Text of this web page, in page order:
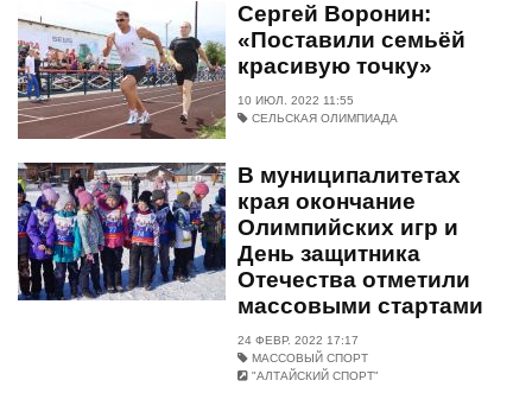
Сергей Воронин:
«Поставили семьёй
красивую точку»
10 ИЮЛ. 2022 11:55
СЕЛЬСКАЯ ОЛИМПИАДА
В муниципалитетах
края окончание
Олимпийских игр и
День защитника
Отечества отметили
массовыми стартами
24 ФЕВР. 2022 17:17
МАССОВЫЙ СПОРТ
"АЛТАЙСКИЙ СПОРТ"